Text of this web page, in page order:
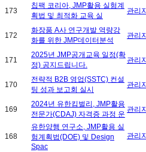
173
칩팩 코리아, JMP활용 실험계
획법 및 최적화 교육 실
관리
172
화장품 A사 연구개발 역량강
화를 위한 JMP데이터분석
관리
171
2025년 JMP공개교육 일정(확
정) 공지드립니다.
관리
170
전략적 B2B 영업(SSTC) 컨설
팅 성과 보고회 실시
관리
169
2024년 유한킴벌리, JMP활용
전문가(CDAJ) 자격증 과정 운
관리
168
유한양행 연구소, JMP활용 실
험계획법(DOE) 및 Design
Spac
관리